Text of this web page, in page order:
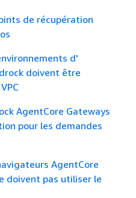
de récupération
d'
doivent être
AgentCore Gateways
pour les demandes
AgentCore
doivent pas utiliser le